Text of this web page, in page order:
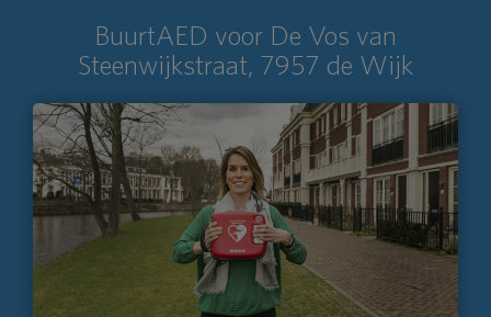
BuurtAED voor De Vos van
Steenwijkstraat, 7957 de Wijk